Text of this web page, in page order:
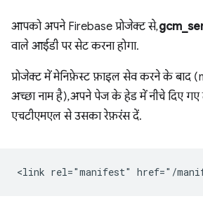
आपको अपने Firebase प्रोजेक्ट से,
वाले आईडी पर सेट करना होगा.
प्रोजेक्ट में मेनिफ़ेस्ट फ़ाइल सेव करने के बाद
अच्छा नाम है), अपने पेज के हेड में नीचे दिए
एचटीएमएल से उसका रेफ़रंस दें.